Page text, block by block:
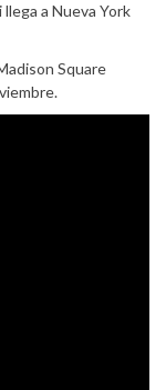
a Nueva York
Square